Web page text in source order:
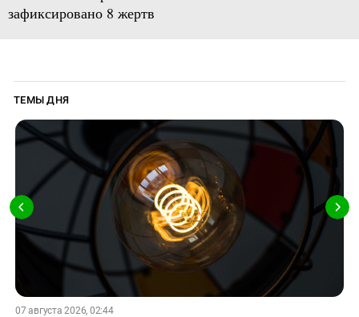
зафиксировано 8 жертв
ТЕМЫ ДНЯ
07 августа 2026, 02:44